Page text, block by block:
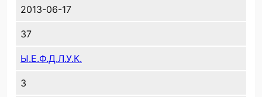
2013-06-17
37
Ы.Е.Ф.Д.Л.У.К.
3